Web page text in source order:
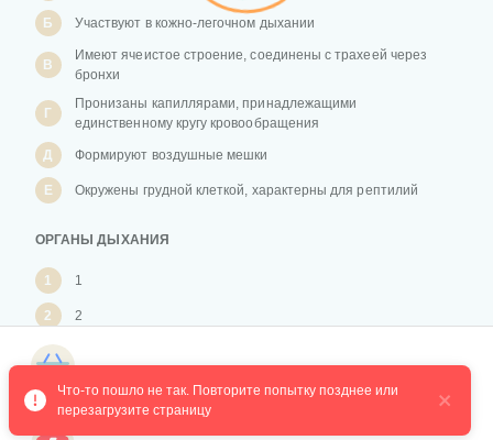
Б Участвуют в кожно-легочном дыхании
В
Имеют ячеистое строение, соединены с трахеей через
бронхи
Г
Пронизаны капиллярами, принадлежащими
единственному кругу кровообращения
Д Формируют воздушные мешки
Е Окружены грудной клеткой, характерны для рептилий
ОРГАНЫ ДЫХАНИЯ
1 1
2 2
3
4
Что-то пошло не так. Повторите попытку позднее или
перезагрузите страницу